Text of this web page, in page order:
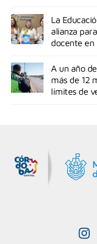
La
alianza
docente en
A un año
más de 12
límites de